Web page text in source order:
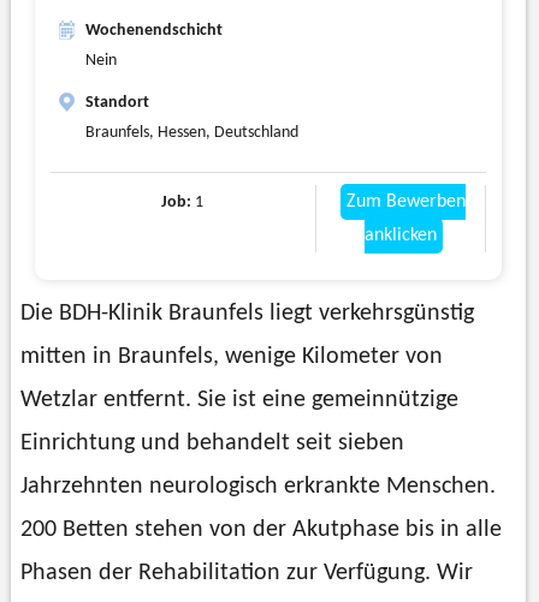
Wochenendschicht
Nein
Standort
Braunfels, Hessen, Deutschland
Job: 1
Zum Bewerben
anklicken
Die BDH-Klinik Braunfels liegt verkehrsgünstig
mitten in Braunfels, wenige Kilometer von
Wetzlar entfernt. Sie ist eine gemeinnützige
Einrichtung und behandelt seit sieben
Jahrzehnten neurologisch erkrankte Menschen.
200 Betten stehen von der Akutphase bis in alle
Phasen der Rehabilitation zur Verfügung. Wir